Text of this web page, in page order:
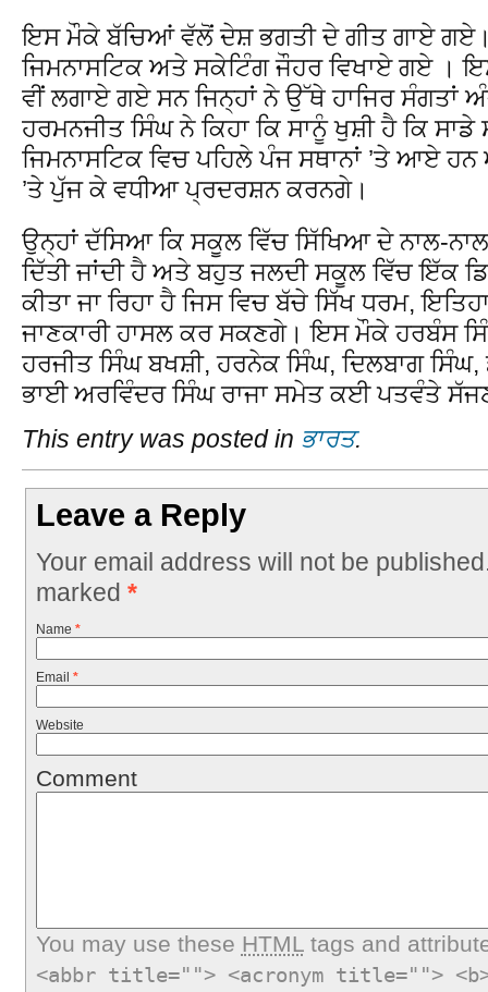
ਇਸ ਮੌਕੇ ਬੱਚਿਆਂ ਵੱਲੋਂ ਦੇਸ਼ ਭਗਤੀ ਦੇ ਗੀਤ ਗਾਏ ਗਏ।
ਜਿਮਨਾਸਟਿਕ ਅਤੇ ਸਕੇਟਿੰਗ ਜੌਹਰ ਵਿਖਾਏ ਗਏ ।
ਵੀਂ ਲਗਾਏ ਗਏ ਸਨ ਜਿਨ੍ਹਾਂ ਨੇ ਉੱਥੇ ਹਾਜਿਰ ਸੰਗਤਾਂ
ਹਰਮਨਜੀਤ ਸਿੰਘ ਨੇ ਕਿਹਾ ਕਿ ਸਾਨੂੰ ਖੁਸ਼ੀ ਹੈ ਕਿ
ਜਿਮਨਾਸਟਿਕ ਵਿਚ ਪਹਿਲੇ ਪੰਜ ਸਥਾਨਾਂ ’ਤੇ ਆਏ
’ਤੇ ਪੁੱਜ ਕੇ ਵਧੀਆ ਪ੍ਰਦਰਸ਼ਨ ਕਰਨਗੇ।
ਉਨ੍ਹਾਂ ਦੱਸਿਆ ਕਿ ਸਕੂਲ ਵਿੱਚ ਸਿੱਖਿਆ ਦੇ ਨਾਲ-
ਦਿੱਤੀ ਜਾਂਦੀ ਹੈ ਅਤੇ ਬਹੁਤ ਜਲਦੀ ਸਕੂਲ ਵਿੱਚ ਇੱਕ
ਕੀਤਾ ਜਾ ਰਿਹਾ ਹੈ ਜਿਸ ਵਿਚ ਬੱਚੇ ਸਿੱਖ ਧਰਮ,
ਜਾਣਕਾਰੀ ਹਾਸਲ ਕਰ ਸਕਣਗੇ। ਇਸ ਮੌਕੇ ਹਰਬੰਸ
ਹਰਜੀਤ ਸਿੰਘ ਬਖਸ਼ੀ, ਹਰਨੇਕ ਸਿੰਘ, ਦਿਲਬਾਗ
ਭਾਈ ਅਰਵਿੰਦਰ ਸਿੰਘ ਰਾਜਾ ਸਮੇਤ ਕਈ ਪਤਵੰਤੇ
This entry was posted in ਭਾਰਤ.
Leave a Reply
Your email address will not be
marked *
Name *
Email *
Website
Comment
You may use these HTMLtags and
<abbr title=""> <acronym title="">